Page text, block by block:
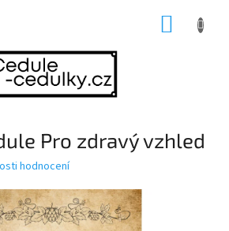
Pro zdravý vzhled
hodnocení